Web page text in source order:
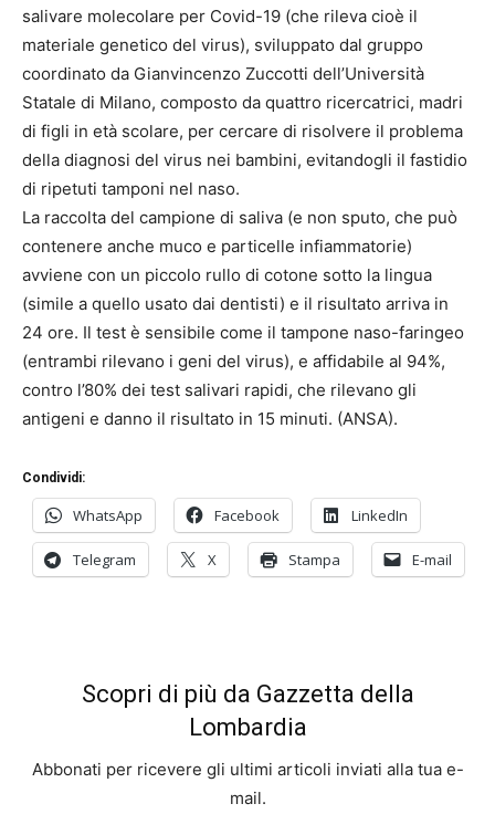
salivare molecolare per Covid-19 (che rileva cioè il
materiale genetico del virus), sviluppato dal gruppo
coordinato da Gianvincenzo Zuccotti dell’Università
Statale di Milano, composto da quattro ricercatrici, madri
di figli in età scolare, per cercare di risolvere il problema
della diagnosi del virus nei bambini, evitandogli il fastidio
di ripetuti tamponi nel naso.
La raccolta del campione di saliva (e non sputo, che può
contenere anche muco e particelle infiammatorie)
avviene con un piccolo rullo di cotone sotto la lingua
(simile a quello usato dai dentisti) e il risultato arriva in
24 ore. Il test è sensibile come il tampone naso-faringeo
(entrambi rilevano i geni del virus), e affidabile al 94%,
contro l’80% dei test salivari rapidi, che rilevano gli
antigeni e danno il risultato in 15 minuti. (ANSA).
Condividi:
WhatsApp Facebook LinkedIn
Telegram X Stampa E-mail
Scopri di più da Gazzetta della
Lombardia
Abbonati per ricevere gli ultimi articoli inviati alla tua e-
mail.